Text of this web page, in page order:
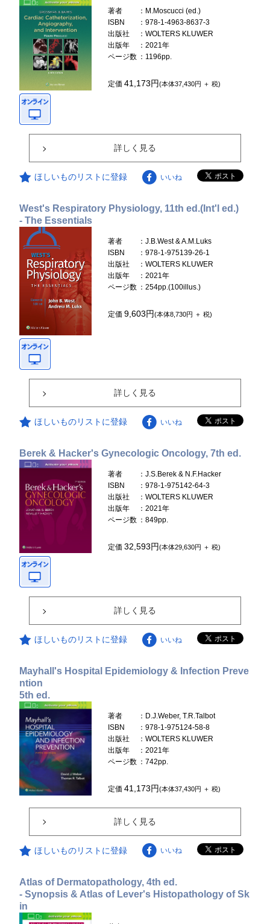
著者
：M.Moscucci (ed.)
ISBN
：978-1-4963-8637-3
出版社
：WOLTERS KLUWER
出版年
：2021年
ページ数 ：1196pp.
定価41,173円(本体37,430円 ＋ 税)
詳しく見る
ほしいものリストに登録 いいね
West's Respiratory Physiology, 11th ed.(Int'l ed.)
- The Essentials
著者
：J.B.West & A.M.Luks
ISBN
：978-1-975139-26-1
出版社
：WOLTERS KLUWER
出版年
：2021年
ページ数 ：254pp.(100illus.)
定価9,603円(本体8,730円 ＋ 税)
詳しく見る
ほしいものリストに登録 いいね
Berek & Hacker's Gynecologic Oncology, 7th ed.
著者
：J.S.Berek & N.F.Hacker
ISBN
：978-1-975142-64-3
出版社
：WOLTERS KLUWER
出版年
：2021年
ページ数 ：849pp.
定価32,593円(本体29,630円 ＋ 税)
詳しく見る
ほしいものリストに登録 いいね
Mayhall's Hospital Epidemiology & Infection Preve
ntion
5th ed.
著者
：D.J.Weber, T.R.Talbot
ISBN
：978-1-975124-58-8
出版社
：WOLTERS KLUWER
出版年
：2021年
ページ数 ：742pp.
定価41,173円(本体37,430円 ＋ 税)
詳しく見る
ほしいものリストに登録 いいね
Atlas of Dermatopathology, 4th ed.
- Synopsis & Atlas of Lever's Histopathology of Sk
in